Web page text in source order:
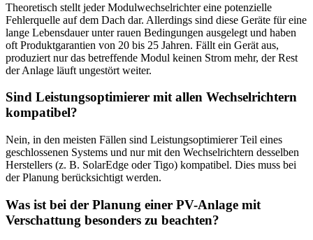
Theoretisch stellt jeder Modulwechselrichter eine potenzielle
Fehlerquelle auf dem Dach dar. Allerdings sind diese Geräte für eine
lange Lebensdauer unter rauen Bedingungen ausgelegt und haben
oft Produktgarantien von 20 bis 25 Jahren. Fällt ein Gerät aus,
produziert nur das betreffende Modul keinen Strom mehr, der Rest
der Anlage läuft ungestört weiter.
Sind Leistungsoptimierer mit allen Wechselrichtern
kompatibel?
Nein, in den meisten Fällen sind Leistungsoptimierer Teil eines
geschlossenen Systems und nur mit den Wechselrichtern desselben
Herstellers (z. B. SolarEdge oder Tigo) kompatibel. Dies muss bei
der Planung berücksichtigt werden.
Was ist bei der Planung einer PV-Anlage mit
Verschattung besonders zu beachten?